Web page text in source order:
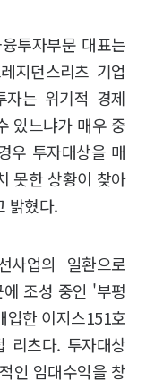
투자부문 대표는
지던스리츠 기업
자는 위기적 경제
있느냐가 매우 중
우 투자대상을 매
못한 상황이 찾아
밝혔다.
사업의 일환으로
조성 중인 '부평
입한 이지스151호
리츠다. 투자대상
인 임대수익을 창